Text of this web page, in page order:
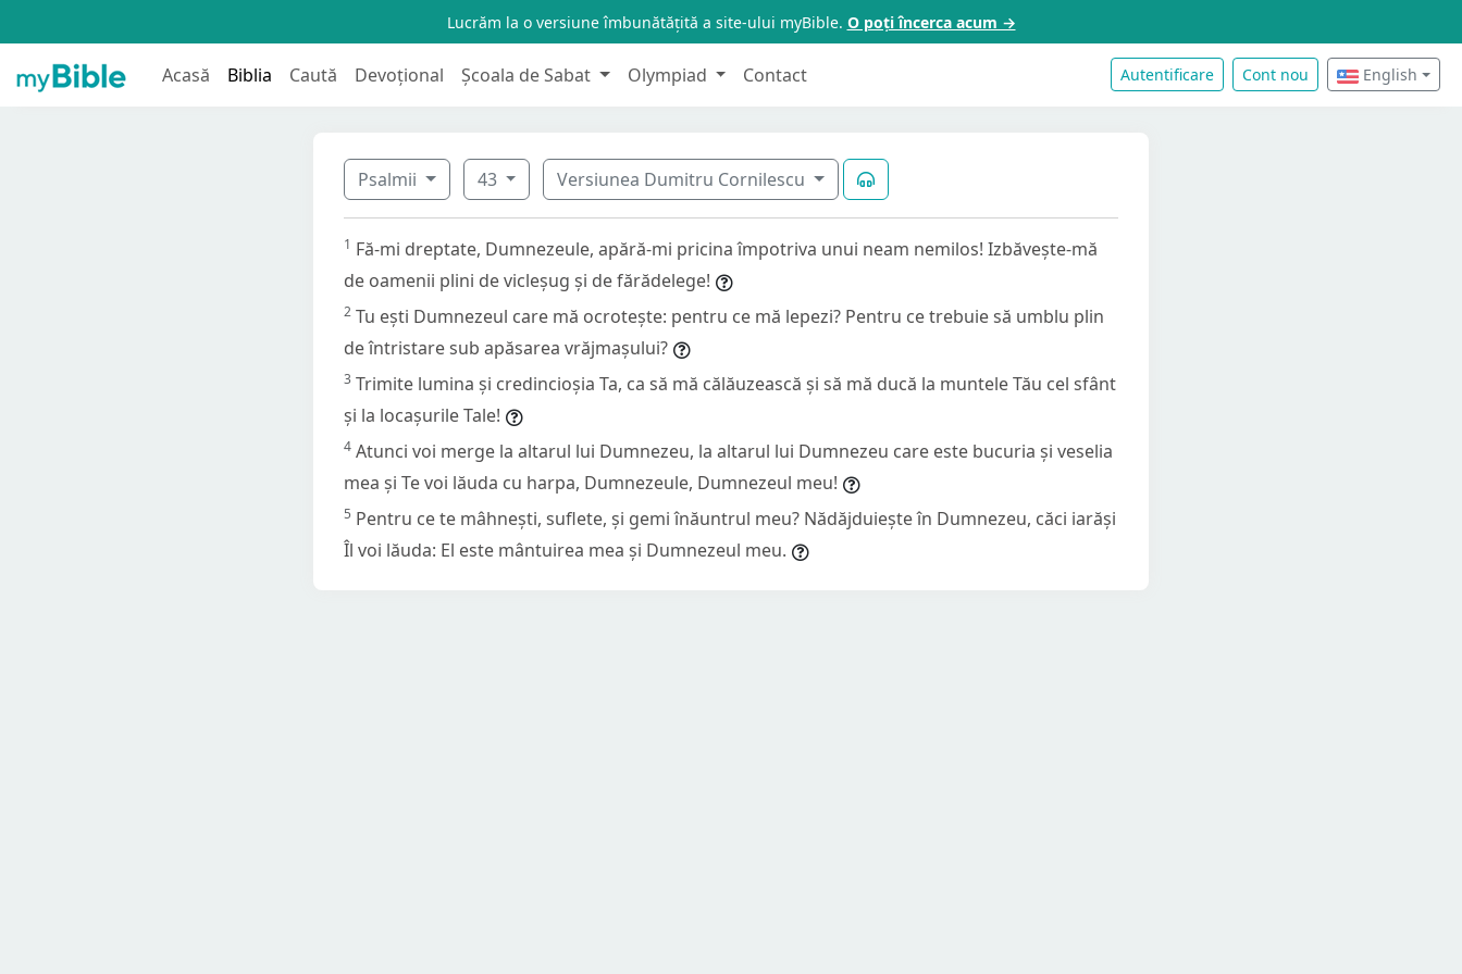
Lucrăm la o versiune îmbunătățită a site-ului myBible. O poți încerca acum →
Acasă Biblia Caută Devoțional Școala de Sabat Olympiad Contact Autentificare Cont nou English
Psalmii 43 Versiunea Dumitru Cornilescu
1 Fă-mi dreptate, Dumnezeule, apără-mi pricina împotriva unui neam nemilos! Izbăvește-mă
de oamenii plini de vicleșug și de fărădelege!
2 Tu ești Dumnezeul care mă ocrotește: pentru ce mă lepezi? Pentru ce trebuie să umblu plin
de întristare sub apăsarea vrăjmașului?
3 Trimite lumina și credincioșia Ta, ca să mă călăuzească și să mă ducă la muntele Tău cel sfânt
și la locașurile Tale!
4 Atunci voi merge la altarul lui Dumnezeu, la altarul lui Dumnezeu care este bucuria și veselia
mea și Te voi lăuda cu harpa, Dumnezeule, Dumnezeul meu!
5 Pentru ce te mâhnești, suflete, și gemi înăuntrul meu? Nădăjduiește în Dumnezeu, căci iarăși
Îl voi lăuda: El este mântuirea mea și Dumnezeul meu.